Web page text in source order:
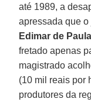
até 1989, a
apressada que
Edimar de Paula
fretado apenas
magistrado
(10 mil reais por
produtores da